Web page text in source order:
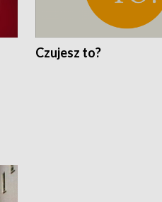
Czujesz to?